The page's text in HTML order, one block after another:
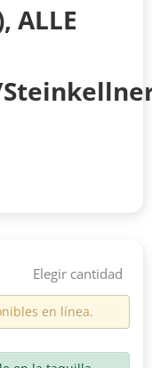
ALLE
Elegir cantidad
en línea.